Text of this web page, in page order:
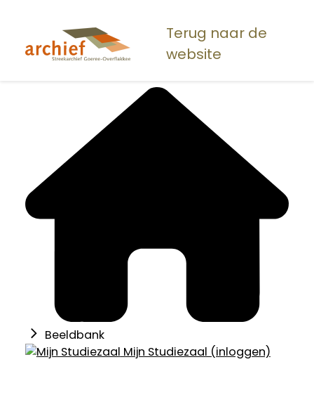
naar
Terug naar de
website
Beeldbank
Mijn Studiezaal (inloggen)